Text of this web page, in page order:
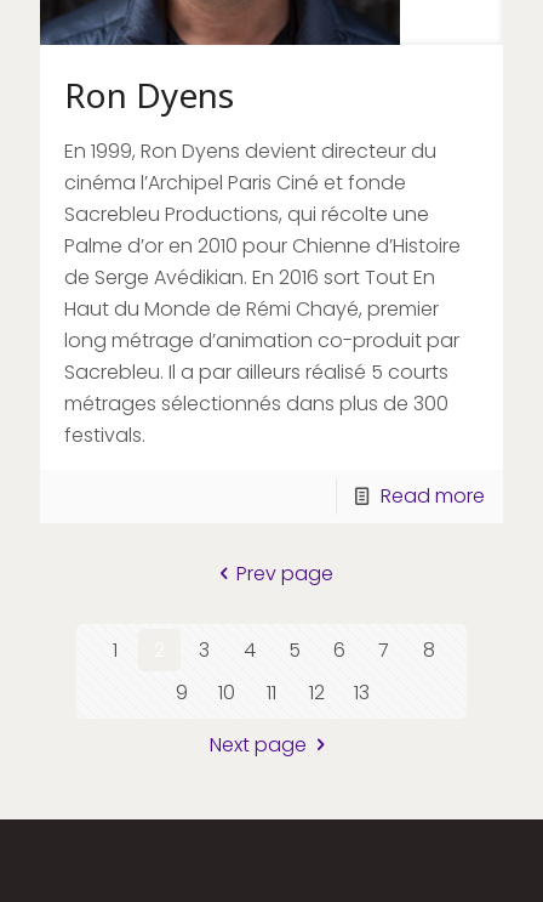
Ron Dyens
En 1999, Ron Dyens devient directeur du
cinéma l’Archipel Paris Ciné et fonde
Sacrebleu Productions, qui récolte une
Palme d’or en 2010 pour Chienne d’Histoire
de Serge Avédikian. En 2016 sort Tout En
Haut du Monde de Rémi Chayé, premier
long métrage d’animation co-produit par
Sacrebleu. Il a par ailleurs réalisé 5 courts
métrages sélectionnés dans plus de 300
festivals.
Read more
Prev page
1 3 4 5 6 7
8
9
10 11 12
13
Next page